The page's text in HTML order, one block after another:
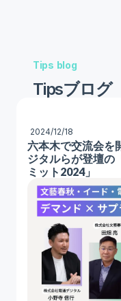
Tips blog
Tipsブログ
2024/12/18
六本木で交流会を
ジタルらが登壇の
ミット2024」